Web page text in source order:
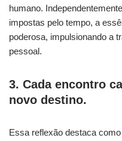
humano.
impostas pelo tempo, a
poderosa, impulsionando a
pessoal.
3. Cada encontro
novo destino.
Essa reflexão destaca